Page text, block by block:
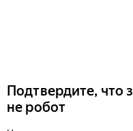
Подтвердите, что
не робот